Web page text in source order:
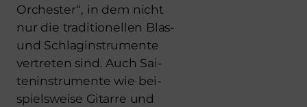
Orches­ter“, in dem nicht
nur die tra­di­tio­nel­len Blas-
und Schlag­in­stru­men­te
ver­tre­ten sind. Auch Sai­
ten­in­stru­men­te wie bei­
spiels­wei­se Gitar­re und